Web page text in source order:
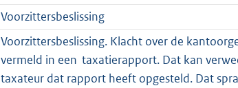
Voorzittersbeslissing
Voorzittersbeslissing. Klacht over de
vermeld in een taxatierapport. Dat kan
taxateur dat rapport heeft opgesteld. Dat